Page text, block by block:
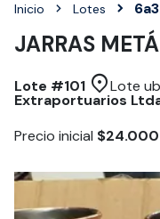
Inicio Lotes
JARRAS
Lote #101 Lote
Extraportuarios
Precio inicial $24.000